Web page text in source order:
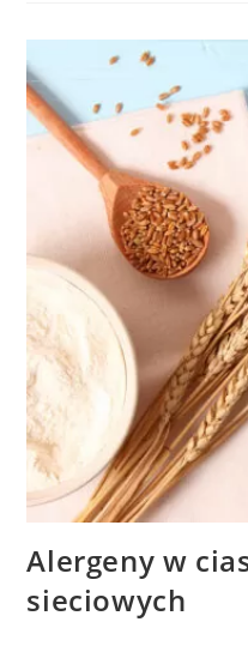
Alergeny w
sieciowych